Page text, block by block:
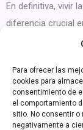
Para ofrecer las
cookies para
consentimiento de
el comportamiento
sitio. No consentir
negativamente a
En definitiva, vivir
diferencia crucial
sentir cada día
Deja una
Lo siento, debes